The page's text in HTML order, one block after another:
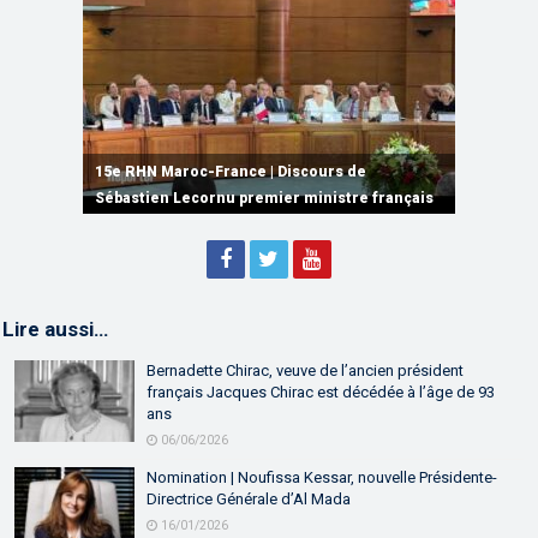
15e RHN Maroc-France | Signature de
plusieurs accords de coopération et de
partenariat
15e RHN Maroc-France | Discours de
Sébastien Lecornu premier ministre français
15e Réunion de Haut Niveau Maroc-France |
Discours de M. Aziz Akhannouch
Lire aussi…
Bernadette Chirac, veuve de l’ancien président
français Jacques Chirac est décédée à l’âge de 93
ans
06/06/2026
Nomination | Noufissa Kessar, nouvelle Présidente-
Directrice Générale d’Al Mada
16/01/2026